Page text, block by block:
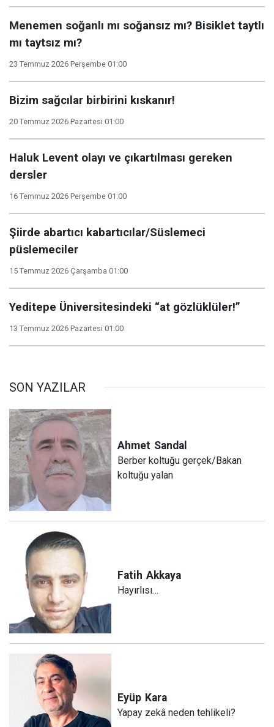
Menemen soğanlı mı soğansız mı? Bisiklet taytlı
mı taytsız mı?
23 Temmuz 2026 Perşembe 01:00
Bizim sağcılar birbirini kıskanır!
20 Temmuz 2026 Pazartesi 01:00
Haluk Levent olayı ve çıkartılması gereken
dersler
16 Temmuz 2026 Perşembe 01:00
Şiirde abartıcı kabartıcılar/Süslemeci
püslemeciler
15 Temmuz 2026 Çarşamba 01:00
Yeditepe Üniversitesindeki “at gözlüklüler!”
13 Temmuz 2026 Pazartesi 01:00
SON YAZILAR
Ahmet Sandal
Berber koltuğu gerçek/Bakan
koltuğu yalan
Fatih Akkaya
Hayırlısı…
Eyüp Kara
Yapay zekâ neden tehlikeli?